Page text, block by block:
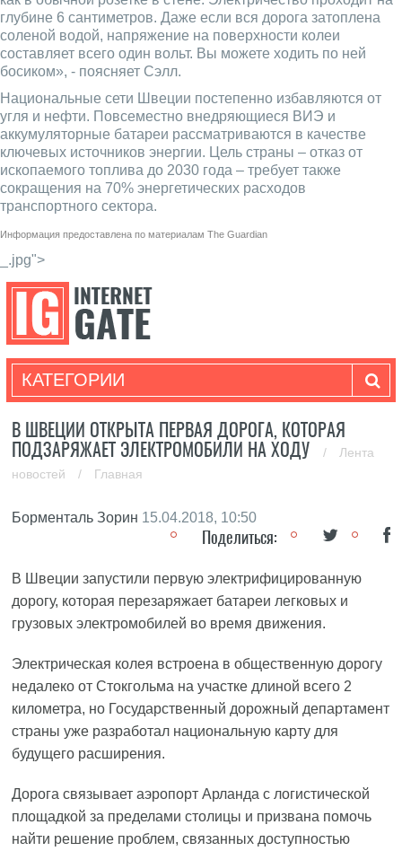
глубине 6 сантиметров. Даже если вся дорога затоплена
соленой водой, напряжение на поверхности колеи
составляет всего один вольт. Вы можете ходить по ней
босиком», - поясняет Сэлл.
Национальные сети Швеции постепенно избавляются от
угля и нефти. Повсеместно внедряющиеся ВИЭ и
аккумуляторные батареи рассматриваются в качестве
ключевых источников энергии. Цель страны – отказ от
ископаемого топлива до 2030 года – требует также
сокращения на 70% энергетических расходов
транспортного сектора.
Информация предоставлена по материалам The Guardian
_.jpg">
КАТЕГОРИИ
В ШВЕЦИИ ОТКРЫТА ПЕРВАЯ ДОРОГА, КОТОРАЯ
ПОДЗАРЯЖАЕТ ЭЛЕКТРОМОБИЛИ НА ХОДУ
/
Лента
новостей
/ Главная
Борменталь Зорин 15.04.2018, 10:50
Поделиться:
В Швеции запустили первую электрифицированную
дорогу, которая перезаряжает батареи легковых и
грузовых электромобилей во время движения.
Электрическая колея встроена в общественную дорогу
недалеко от Стокгольма на участке длиной всего 2
километра, но Государственный дорожный департамент
страны уже разработал национальную карту для
будущего расширения.
Дорога связывает аэропорт Арланда с логистической
площадкой за пределами столицы и призвана помочь
найти решение проблем, связанных доступностью